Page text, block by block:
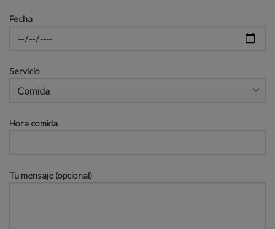
Fecha
Servicio
Hora comida
Tu mensaje (opcional)